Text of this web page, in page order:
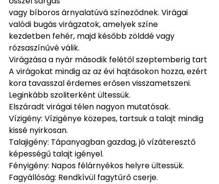
vagy bíboros árnyalatúvá színeződnek. Virágai
valódi bugás virágzatok, amelyek színe
kezdetben fehér, majd később zölddé vagy
rózsaszínűvé válik.
Virágzása a nyár második felétől szeptemberig tart
A virágokat mindig az az évi hajtásokon hozza, ezért
kora tavasszal érdemes erősen visszametszeni.
Leginkább szoliterként ültessük.
Elszáradt virágai télen nagyon mutatósak.
Vízigény: Vízigénye közepes, tartsuk a talajt mindig
kissé nyirkosan.
Talajigény: Tápanyagban gazdag, jó vízáteresztő
képességű talajt igényel.
Fényigény: Napos félárnyékos helyre ültessük.
Fagyállóság: Rendkívül fagytűrő cserje.